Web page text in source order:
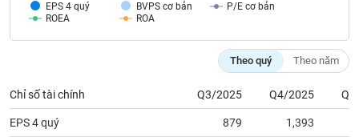
EPS 4 quý BVPS cơ bản
P/E cơ bản
ROEA
ROA
Theo quý Theo năm
Chỉ số tài chính Q3/2025 Q4/2025
EPS 4 quý 879 1,393